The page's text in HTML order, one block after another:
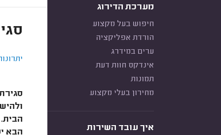
מערכת הדירוג
חיפוש בעל מקצוע
הורדת אפליקציה
ערים במידרג
אינדקס חוות דעת
תמונות
מחירון בעלי מקצוע
איך עובד השירות
הבא